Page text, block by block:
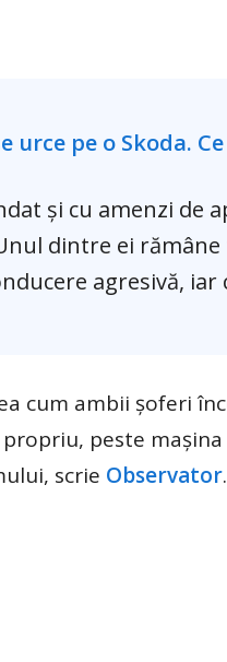
şi cu amenzi de
dintre ei rămâne
agresivă, iar
cum ambii şoferi
peste
scrie Observator.